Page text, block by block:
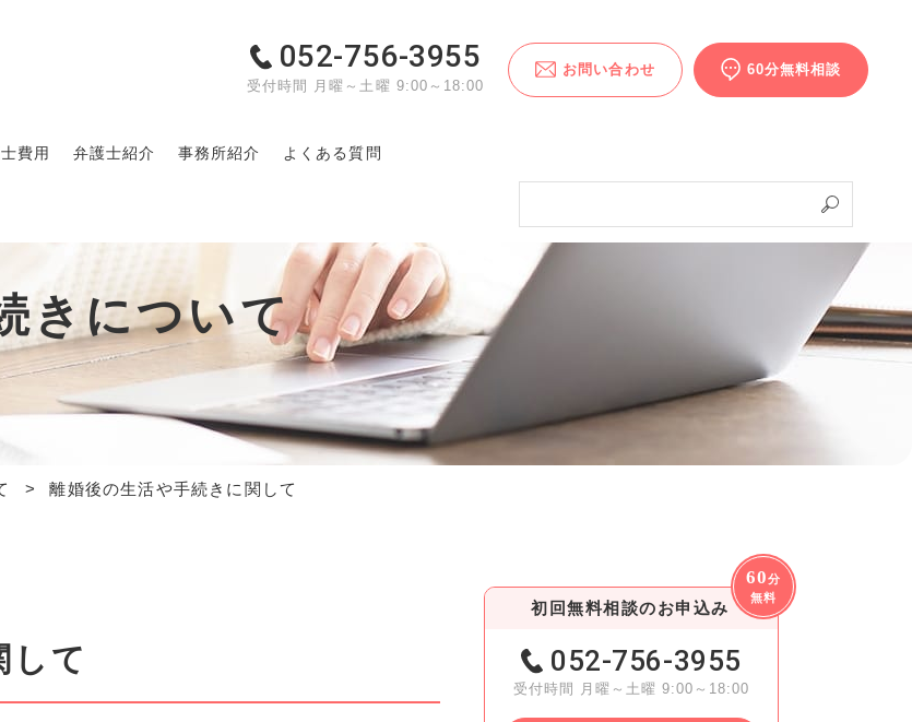
費用 弁護士紹介 事務所紹介 よくある質問
052-756-3955
受付時間 月曜～土曜 9:00～18:00
60分無料相談
お問い合わせ
きについて
離婚後の生活や手続きに関して
して
60分
無料
初回無料相談のお申込み
052-756-3955
受付時間 月曜～土曜 9:00～18:00